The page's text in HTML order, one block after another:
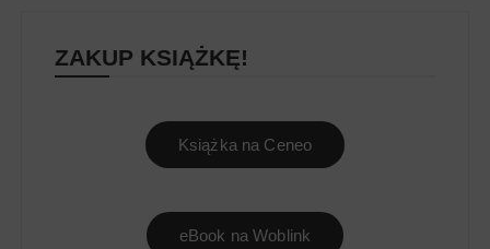
ZAKUP KSIĄŻKĘ!
Książka na Ceneo
eBook na Woblink